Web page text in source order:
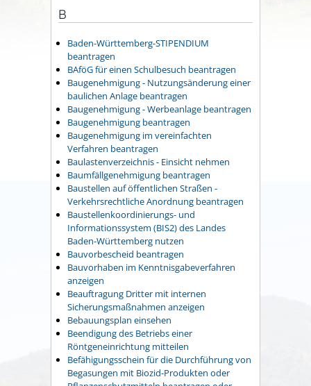
B
Baden-Württemberg-STIPENDIUM
beantragen
BAföG für einen Schulbesuch beantragen
Baugenehmigung - Nutzungsänderung einer
baulichen Anlage beantragen
Baugenehmigung - Werbeanlage beantragen
Baugenehmigung beantragen
Baugenehmigung im vereinfachten
Verfahren beantragen
Baulastenverzeichnis - Einsicht nehmen
Baumfällgenehmigung beantragen
Baustellen auf öffentlichen Straßen -
Verkehrsrechtliche Anordnung beantragen
Baustellenkoordinierungs- und
Informationssystem (BIS2) des Landes
Baden-Württemberg nutzen
Bauvorbescheid beantragen
Bauvorhaben im Kenntnisgabeverfahren
anzeigen
Beauftragung Dritter mit internen
Sicherungsmaßnahmen anzeigen
Bebauungsplan einsehen
Beendigung des Betriebs einer
Röntgeneinrichtung mitteilen
Befähigungsschein für die Durchführung von
Begasungen mit Biozid-Produkten oder